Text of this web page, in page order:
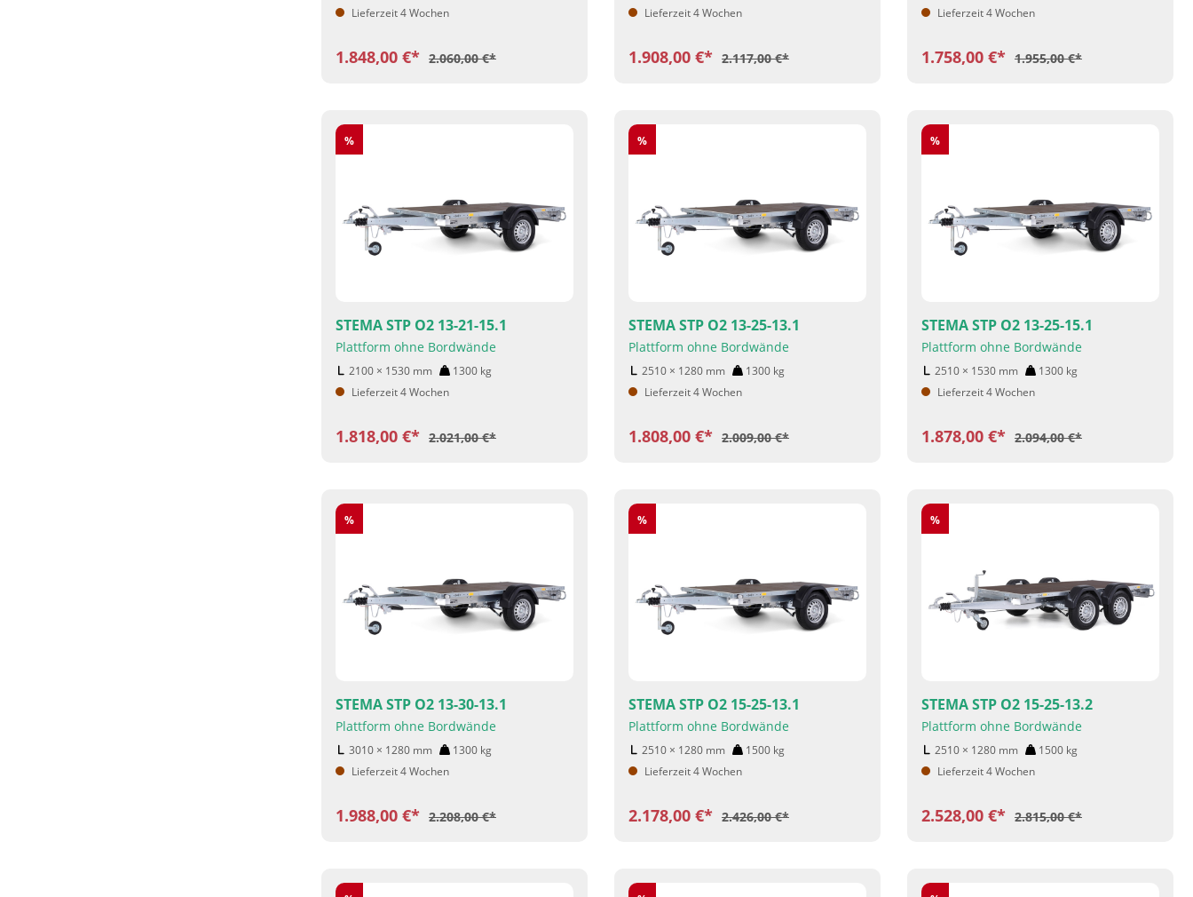
Lieferzeit 4 Wochen
1.848,00 €* 2.060,00 €*
Lieferzeit 4 Wochen
1.908,00 €* 2.117,00 €*
Lieferzeit 4 Wochen
1.758,00 €* 1.955,00 €*
Rabatt
%
STEMA STP O2 13-21-15.1
Plattform ohne Bordwände
2100 × 1530 mm 1300 kg
Lieferzeit 4 Wochen
1.818,00 €* 2.021,00 €*
Rabatt
%
STEMA STP O2 13-25-13.1
Plattform ohne Bordwände
2510 × 1280 mm 1300 kg
Lieferzeit 4 Wochen
1.808,00 €* 2.009,00 €*
Rabatt
%
STEMA STP O2 13-25-15.1
Plattform ohne Bordwände
2510 × 1530 mm 1300 kg
Lieferzeit 4 Wochen
1.878,00 €* 2.094,00 €*
Rabatt
%
STEMA STP O2 13-30-13.1
Plattform ohne Bordwände
3010 × 1280 mm 1300 kg
Lieferzeit 4 Wochen
1.988,00 €* 2.208,00 €*
Rabatt
%
STEMA STP O2 15-25-13.1
Plattform ohne Bordwände
2510 × 1280 mm 1500 kg
Lieferzeit 4 Wochen
2.178,00 €* 2.426,00 €*
Rabatt
%
STEMA STP O2 15-25-13.2
Plattform ohne Bordwände
2510 × 1280 mm 1500 kg
Lieferzeit 4 Wochen
2.528,00 €* 2.815,00 €*